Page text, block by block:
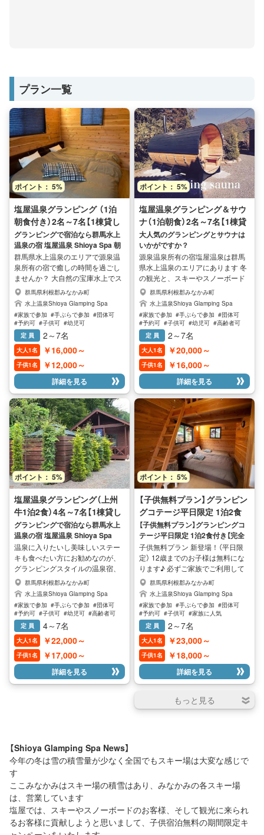
プラン一覧
ポイント： 5%
塩屋温泉グランピング （1泊
朝食付き）2名～7名【1棟貸し
切り】
グランピングで宿泊なら群馬水上
温泉の宿 塩屋温泉 Shioya Spa 朝
食付きプラン
群馬県水上温泉のエリアで源泉温
泉所有の宿で癒しの時間を過ごし
ませんか？ 大自然の宝庫水上でス
ローライフを楽しみたい方にお勧
め！ グランピングスタイルなので
お洒落なコテージ、プライベート
コテージは完全貸し切りですので
ゆっくりとお時間をお過ごしいた
だけます♪ 温泉は滑らかで肌に優
しく美肌効果がございます♪ ぽか
ぽかに温まる温泉で日頃の疲れを
い癒すのには最適です♪ 宿泊のお
時間で何度でもご入浴できるの貸
し切りならではの贅沢です 温泉は
各棟に内風呂と外湯（露天）が設置
されております（全てお客様貸し切
りです） ●夕食は付いておりません
●朝食 パンケーキ、スクランブル
エッグ、ソーセージ、ドリンク各
種 （食事は全てセルフでお願いい
たします） ●セルフの調理と片付け
調理、片付けはお客様ご自身で行
っていただくスタイルですのでご
協力ください 持ち込みは可能です
が調理器具（ガス器具）の使用はで
きません ◎宿泊棟 場内はコテージ
タイプのバンガローが4棟のみ、1
日3組限定のプライベートなご利用
となります
群馬県利根郡みなかみ町
水上温泉Shioya Glamping Spa
#家族で参加 #手ぶらで参加 #団体可
#予約可 #子供可 #幼児可
#家族に人気
#子供に人気
#男性に人気
定 員 2～7名
大人1名 ￥16,000～
子供1名 ￥12,000～
詳細を見る
ポイント： 5%
塩屋温泉グランピング＆サウ
ナ（1泊朝食）2名～7名【1棟貸
し切り】
大人気のグランピングとサウナは
いかがですか？
源泉温泉所有の宿塩屋温泉は群馬
県水上温泉のエリアにあります 冬
の観光と、スキーやスノーボード
などで宿泊したいかにお勧め！ グ
ランピングスタイルなのでお洒落
なコテージ、プライベートのコテ
ージは完全貸し切りで、ご利用い
ただけます♪ 温泉は滑らかで肌に
優しく美肌効果がございます♪ ぽ
かぽかに温まる温泉で日頃の疲れ
をい癒すのには最適です♪ 宿泊の
お時間で何度でもご入浴できるの
貸し切りならではの贅沢感です ◎
朝食はパンケーキ、ソーセージ、
スクランブルエッグ、お好きなエ
スプレッソやソフトドリンクをご
利用いただけます ※朝食のお食事
は、セルフでお客様が調理してい
ただきます ■サウナの利用時間は
午後17時、18時、19時、のいずれ
かの50分のご利用となりますので
ご希望のお時間をご予約の際にお
時間を要望欄にてお申し込みくだ
さい ※水風呂はありませんがコテ
ージについているリラックススペ
ースをご利用ください（4月～11月
末） 12月末～場内も積雪がありま
すので、雪へのダイブも可能な日
程もございます（シーズンにより誤
差あり） ※受付にて追加タオルの対
応も可能です ◎宿泊棟 場内はコテ
ージタイプのバンガローが4棟の
み、1日3組限定のプライベートな
ご利用となります ◎寝具 ベットが
セミダブル2台、シングル2台、お
布団1組が用意されております ※（2
名様～7名様までご宿泊いただけま
すが、5名様までの寝具となります
ので、6名～7名様の場合は、セミ
ダブルを2名様で、ご利用ください
ませ） ◎温泉（源泉温泉） バンガロ
呂がございますが、外の温泉風呂
はリラックススペースですので水
群馬県利根郡みなかみ町
水上温泉Shioya Glamping Spa
#家族で参加 #手ぶらで参加 #団体可
#予約可 #子供可 #幼児可 #高齢者可
#家族に人気
#子供に人気
#男性に人気
定 員 2～7名
大人1名 ￥20,000～
子供1名 ￥16,000～
詳細を見る
ポイント： 5%
塩屋温泉グランピング（上州
牛1泊2食）4名～7名【1棟貸し
切り】
グランピングで宿泊なら群馬水上
温泉の宿 塩屋温泉 Shioya Spa
温泉に入りたいし美味しいステー
キも食べたい方にお勧めなのが、
グランピングスタイルの温泉宿、
塩屋温泉 Shioya Spa のリッチな
プランで贅沢なお時間をお過ごし
ください ◎夕食は豪華BBQステー
キ、エビと魚介のブイヤーベース
など贅沢の極み！その他、カルパ
ッチョ、生ハムサラダ、ブイヤー
ベースの残りのスープでリゾッ
ト、サービスワイン、ソフトドリ
ンクがセットされております ◎朝
食はパンケーキ、サルシッチャソ
ーセージ、スクランブルエッグ、
ッチな時間をお過ごしください ※
塩屋の夕食はグランピングスタイ
ルで豪華ステーキBBQ、朝食はパ
ンケーキとなっており、お客様が
ご自分たちで楽しみながら調理か
ら片付け迄、全てセルフで行って
いただきます♪ 今流行りのグラン
ピングスタイルでBBQを楽しめる
群馬県利根郡みなかみ町
水上温泉Shioya Glamping Spa
#家族で参加 #手ぶらで参加 #団体可
#予約可 #子供可 #幼児可 #高齢者可
#家族に人気
#子供に人気
#男性に人気
定 員 4～7名
大人1名 ￥22,000～
子供1名 ￥17,000～
詳細を見る
ポイント： 5%
【子供無料プラン】グランピン
グコテージ平日限定 1泊2食
付き【完全貸切】
【子供無料プラン】グランピングコ
テージ平日限定 1泊2食付き【完全
貸切】
子供無料プラン 新登場！（平日限
定） 12歳までのお子様は無料にな
ります♪ 必ずご家族でご利用して
ください ※大人の人数と同等人数
かそれ以下の子供さんが無料対象
になります (食事なし) 温泉に入り
たいし美味しいステーキも食べた
い方にお勧めなのが、グランピン
グスタイルの温泉宿泊、Shioya
Gramping Spa 少しお洒落なプラ
ンで贅沢なお時間をお過ごしくだ
さい 各棟に温泉風呂がございます
♪ プライベートでリラックスでき
ます ◎夕食は豪華に地元の希少
牛、増田牛のサーロインとヒレ肉
を使ってステーキ、オマールエビ
イン、ソフトドリンクがセットさ
キ、ソーセージ、スクランブルエ
ッグ、お好きなエスプレッソなど
温泉♪グランピングスタイルのロ
ッジに泊まり、豪華なステーキ
群馬県利根郡みなかみ町
水上温泉Shioya Glamping Spa
#家族で参加 #手ぶらで参加 #団体可
#予約可 #子供可 #家族に人気
#子供に人気
#女性に人気
定 員 2～7名
大人1名 ￥23,000～
子供1名 ￥18,000～
詳細を見る
【Shioya Glamping Spa News】
今年の冬は雪の積雪量が少なく全国でもスキー場は大変な感じで
す
ここみなかみはスキー場の積雪はあり、みなかみの各スキー場
は、営業しています
塩屋では、スキーやスノーボードのお客様、そして観光に来られ
るお客様に貢献しようと思いまして、子供宿泊無料の期間限定キ